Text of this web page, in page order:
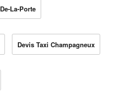
La-Porte
Devis Taxi Champagneux